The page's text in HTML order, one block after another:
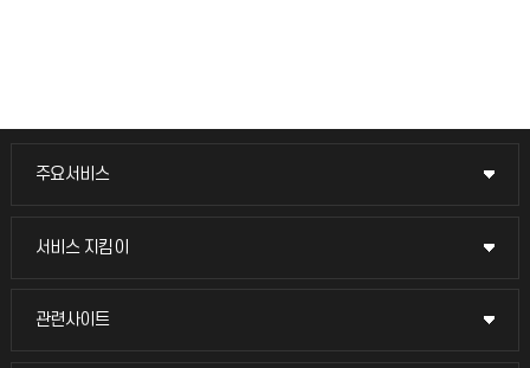
주요서비스
주요서비스
교무회의방송
서비스 지킴이
서비스 지킴이
묻고 답하기
관련사이트
관련사이트